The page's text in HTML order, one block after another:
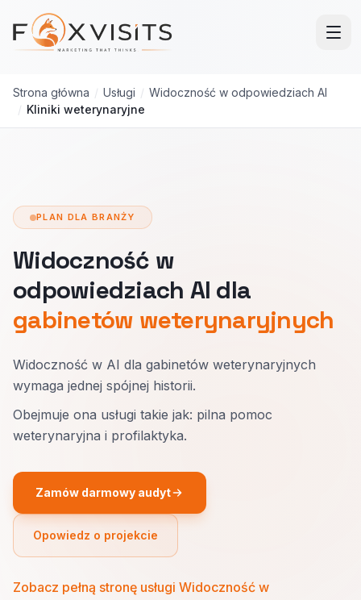
Przejdź do treści głównej
Strona główna / Usługi / Widoczność w odpowiedziach AI
/ Kliniki weterynaryjne
PLAN DLA BRANŻY
Widoczność w
odpowiedziach AI dla
gabinetów weterynaryjnych
Widoczność w AI dla gabinetów weterynaryjnych
wymaga jednej spójnej historii.
Obejmuje ona usługi takie jak: pilna pomoc
weterynaryjna i profilaktyka.
Zamów darmowy audyt
Opowiedz o projekcie
Zobacz pełną stronę usługi Widoczność w